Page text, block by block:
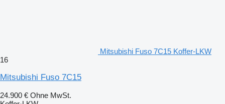
Mitsubishi Fuso 7C15 Koffer-LKW
16
Mitsubishi Fuso 7C15
24.900 € Ohne MwSt.